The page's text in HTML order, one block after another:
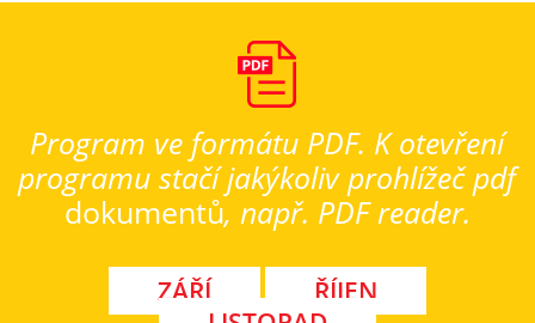
Program ve formátu PDF. K otevření
programu stačí jakýkoliv prohlížeč pdf
dokumentů, např. PDF reader.
ZÁŘÍ
ŘÍJEN